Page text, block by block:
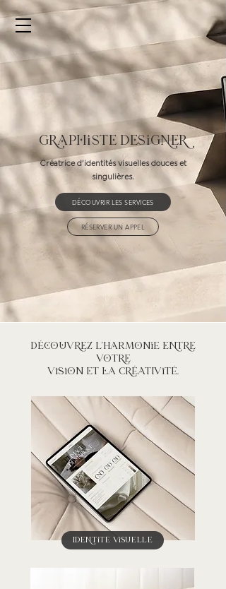
graphiste designer
Créatrice d'identités visuelles douces et
singulières.
DÉCOUVRIR LES SERVICES
RÉSERVER UN APPEL
Découvrez L'HaRmoNiE entre
votre
viSioN et la CrÉaTIviTÉ.
IdentitÉ visUeLLe